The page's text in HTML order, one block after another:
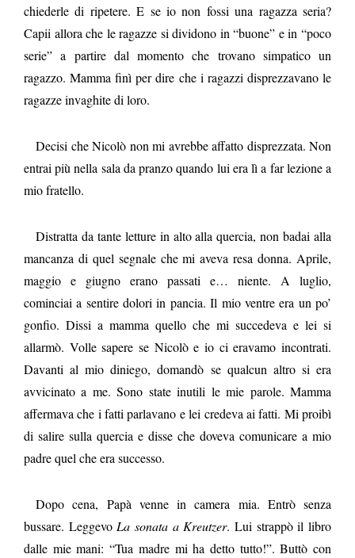
chiederle di ripetere. E se io non fossi una ragazza seria?
Capii allora che le ragazze si dividono in “buone” e in “poco
serie” a partire dal momento che trovano simpatico un
ragazzo. Mamma finì per dire che i ragazzi disprezzavano le
ragazze invaghite di loro.
Decisi che Nicolò non mi avrebbe affatto disprezzata. Non
entrai più nella sala da pranzo quando lui era lì a far lezione a
mio fratello.
Distratta da tante letture in alto alla quercia, non badai alla
mancanza di quel segnale che mi aveva resa donna. Aprile,
maggio e giugno erano passati e… niente. A luglio,
cominciai a sentire dolori in pancia. Il mio ventre era un po’
gonfio. Dissi a mamma quello che mi succedeva e lei si
allarmò. Volle sapere se Nicolò e io ci eravamo incontrati.
Davanti al mio diniego, domandò se qualcun altro si era
avvicinato a me. Sono state inutili le mie parole. Mamma
affermava che i fatti parlavano e lei credeva ai fatti. Mi proibì
di salire sulla quercia e disse che doveva comunicare a mio
padre quel che era successo.
Dopo cena, Papà venne in camera mia. Entrò senza
bussare. Leggevo La sonata a Kreutzer. Lui strappò il libro
dalle mie mani: “Tua madre mi ha detto tutto!”. Buttò con
Citer cet article Fermer
DE CALDAS BRITO, Ch. (2013) I due falò.
Notos , (carnet n°2).
https://doi.org/10.34745/numerev_114
Copier dans votre presse-papier
Contacter Fermer
Récupération de l'adresse e-mail